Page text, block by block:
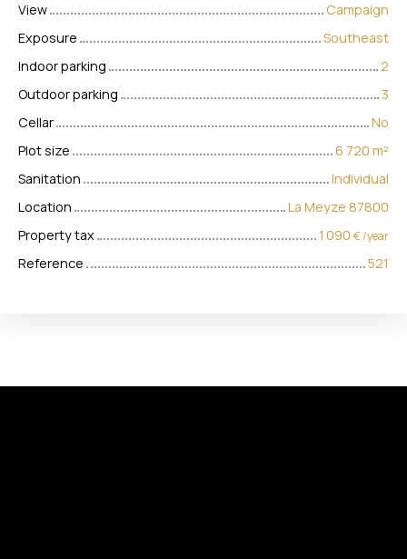
View
Campaign
Exposure
Southeast
Indoor parking
2
Outdoor parking
3
Cellar
No
Plot size
6 720 m²
Sanitation
Individual
Location
La Meyze 87800
Property tax
1 090 € /year
Reference 521